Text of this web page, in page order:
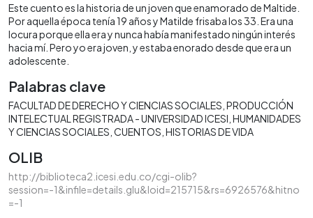
Este cuento es la historia de un joven que enamorado de Maltide.
Por aquella época tenía 19 años y Matilde frisaba los 33. Era una
locura porque ella era y nunca había manifestado ningún interés
hacia mí. Pero yo era joven, y estaba enorado desde que era un
adolescente.
Palabras clave
FACULTAD DE DERECHO Y CIENCIAS SOCIALES PRODUCCIÓN
INTELECTUAL REGISTRADA - UNIVERSIDAD ICESI HUMANIDADES
Y CIENCIAS SOCIALES CUENTOS HISTORIAS DE VIDA
OLIB
http://biblioteca2.icesi.edu.co/cgi-olib?
session=-1&infile=details.glu&loid=215715&rs=6926576&hitno
=-1